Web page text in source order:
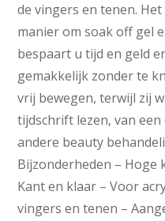
de vingers en tenen.
manier om soak off gel
bespaart u tijd en geld
gemakkelijk zonder te
vrij bewegen, terwijl zij
tijdschrift lezen, van
andere beauty
Bijzonderheden – Hoge
Kant en klaar – Voor
vingers en tenen –